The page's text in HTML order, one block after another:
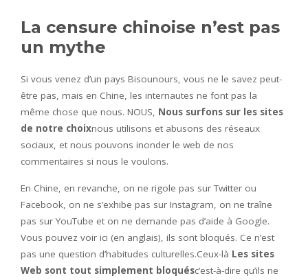
La censure chinoise n’est pas
un mythe
Si vous venez d’un pays Bisounours, vous ne le savez peut-
être pas, mais en Chine, les internautes ne font pas la
même chose que nous. NOUS, Nous surfons sur les sites
de notre choixnous utilisons et abusons des réseaux
sociaux, et nous pouvons inonder le web de nos
commentaires si nous le voulons.
En Chine, en revanche, on ne rigole pas sur Twitter ou
Facebook, on ne s’exhibe pas sur Instagram, on ne traîne
pas sur YouTube et on ne demande pas d’aide à Google.
Vous pouvez voir ici (en anglais), ils sont bloqués. Ce n’est
pas une question d’habitudes culturelles.Ceux-là Les sites
Web sont tout simplement bloquésc’est-à-dire qu’ils ne